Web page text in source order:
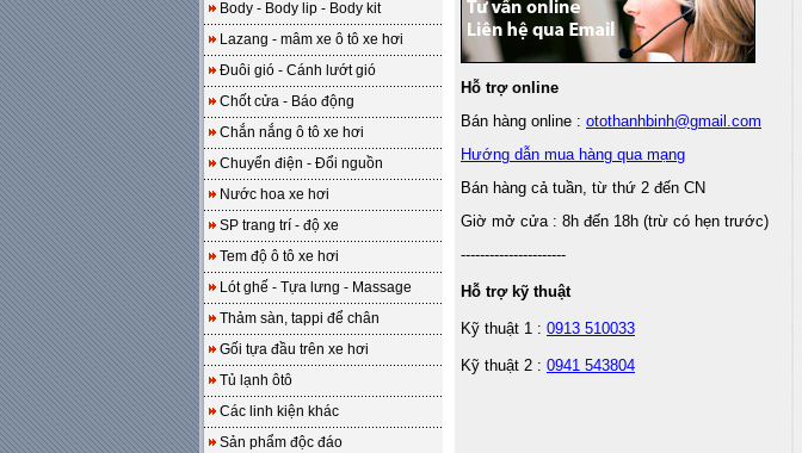
Body - Body lip - Body kit
Lazang - mâm xe ô tô xe hơi
Đuôi gió - Cánh lướt gió
Chốt cửa - Báo động
Chắn nắng ô tô xe hơi
Chuyển điện - Đổi nguồn
Nước hoa xe hơi
SP trang trí - độ xe
Tem độ ô tô xe hơi
Lót ghế - Tựa lưng - Massage
Thảm sàn, tappi để chân
Gối tựa đầu trên xe hơi
Tủ lạnh ôtô
Các linh kiện khác
Sản phẩm độc đáo
Hỗ trợ online
Bán hàng online : otothanhbinh@gmail.com
Hướng dẫn mua hàng qua mạng
Bán hàng cả tuần, từ thứ 2 đến CN
Giờ mở cửa : 8h đến 18h (trừ có hẹn trước)
----------------------
Hỗ trợ kỹ thuật
Kỹ thuật 1 : 0913 510033
Kỹ thuật 2 : 0941 543804